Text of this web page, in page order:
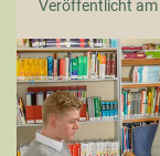
Veröffentlicht am
Die
BBS1
in
Aurich